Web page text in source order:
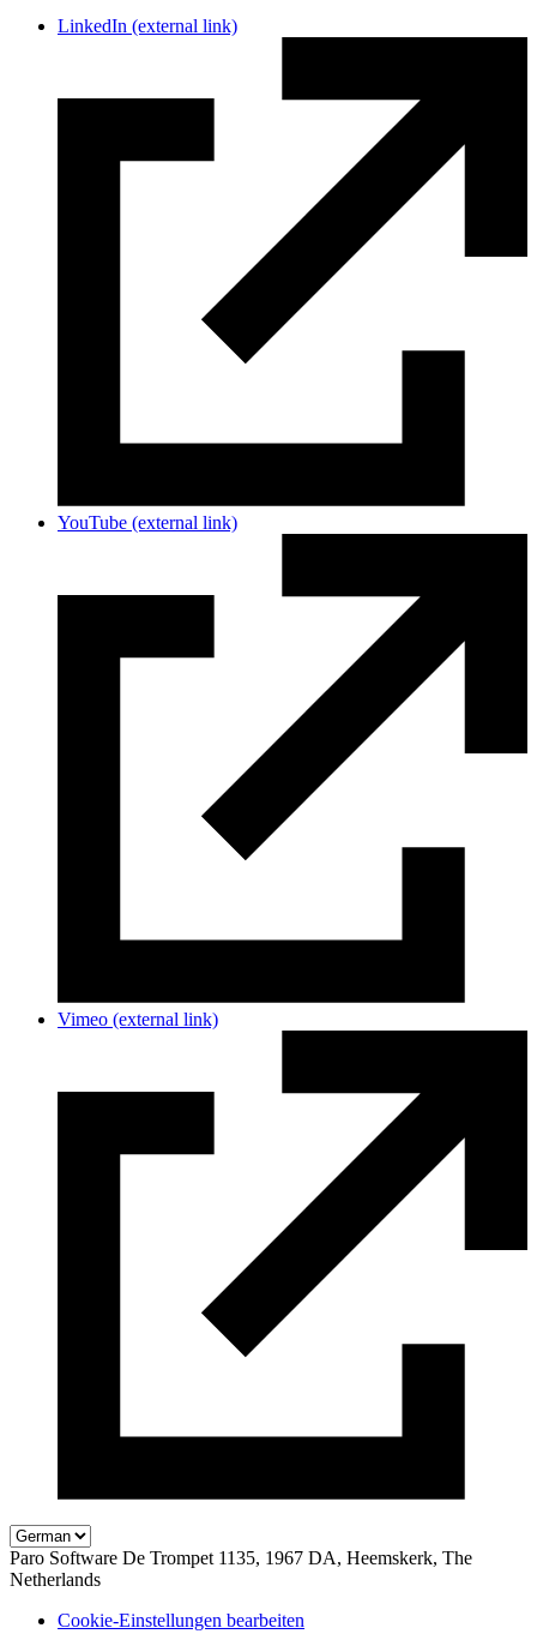
LinkedIn (external link)
YouTube (external link)
Vimeo (external link)
Paro Software De Trompet 1135, 1967 DA, Heemskerk, The
Netherlands
Cookie-Einstellungen bearbeiten